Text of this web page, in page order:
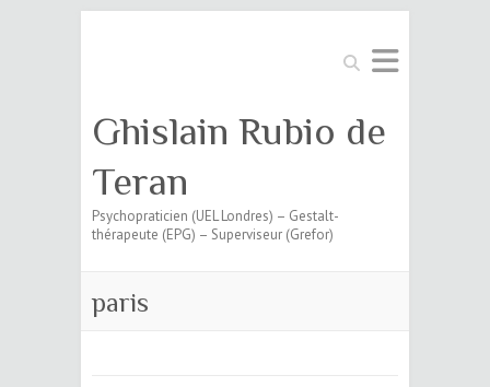
Search
Ghislain Rubio de
Teran
Psychopraticien (UEL Londres) – Gestalt-
thérapeute (EPG) – Superviseur (Grefor)
paris